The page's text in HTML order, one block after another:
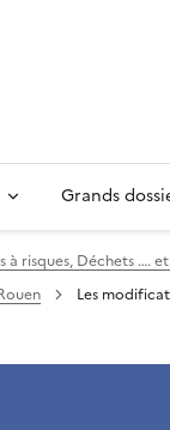
Grands
à risques, Déchets ….
Les